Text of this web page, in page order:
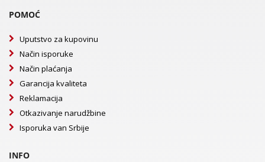
POMOĆ
Uputstvo za kupovinu
Način isporuke
Način plaćanja
Garancija kvaliteta
Reklamacija
Otkazivanje narudžbine
Isporuka van Srbije
INFO